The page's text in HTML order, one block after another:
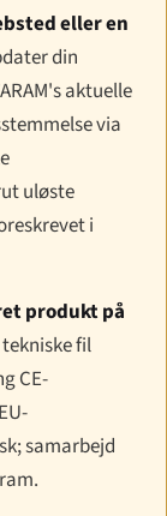
eller en
din
aktuelle
via
uløste
i
produkt på
fil
CE-
samarbejd